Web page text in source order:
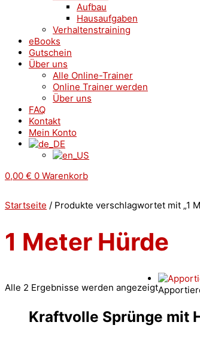
Aufbau
Hausaufgaben
Verhaltenstraining
eBooks
Gutschein
Über uns
Alle Online-Trainer
Online Trainer werden
Über uns
FAQ
Kontakt
Mein Konto
0,00 € 0 Warenkorb
Startseite / Produkte verschlagwortet mit „1
1 Meter Hürde
Alle 2 Ergebnisse werden angezeigt
Kraftvolle Sprünge mit